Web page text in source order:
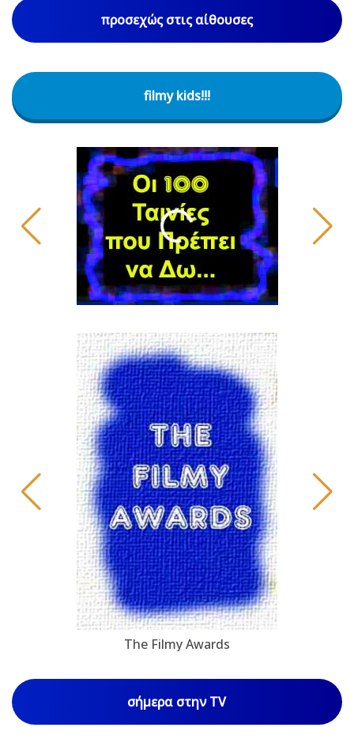
προσεχώς στις αίθουσες
filmy kids!!!
The Filmy Awards
σήμερα στην TV